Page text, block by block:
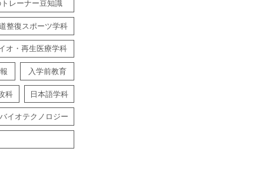
レーナー豆知識
整復スポーツ学科
オ・再生医療学科
入学前教育
科 日本語学科
イオテクノロジー